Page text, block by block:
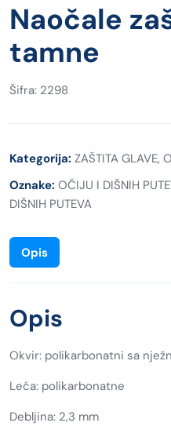
Naočale
tamne
Šifra: 2298
Kategorija: ZAŠTITA GLAVE,
Oznake: OČIJU I DIŠNIH
DIŠNIH PUTEVA
Opis
Opis
Okvir: polikarbonatni sa
Leća: polikarbonatne
Debljina: 2,3 mm